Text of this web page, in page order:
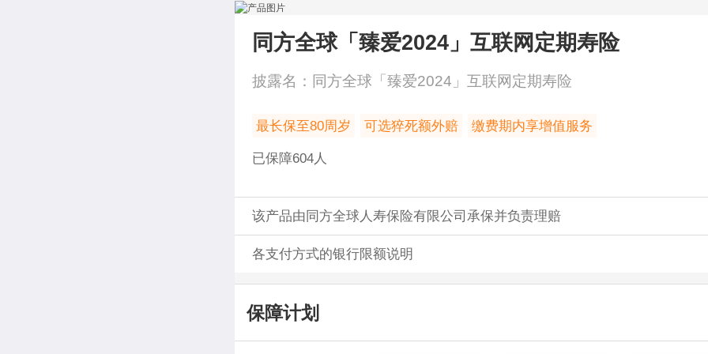
同方全球「臻爱2024」互联网定期寿险
披露名： 同方全球「臻爱2024」互联网定期寿险
最长保至80周岁 可选猝死额外赔 缴费期内享增值服务
已保障604人
该产品由同方全球人寿保险有限公司承保并负责理赔
各支付方式的银行限额说明
保障计划